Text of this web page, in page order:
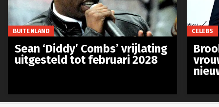
BUITENLAND
Sean ‘Diddy’ Combs’ vrijlating
uitgesteld tot februari 2028
CELEBS